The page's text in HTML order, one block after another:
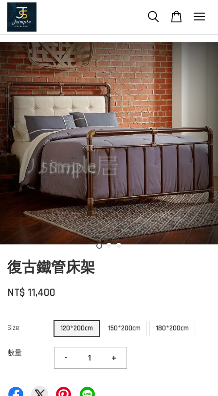
復古鐵管床架
NT$ 11,400
Size 120*200cm 150*200cm 180*200cm
數量 - +